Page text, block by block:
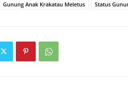
Gunung Anak Krakatau Meletus Status